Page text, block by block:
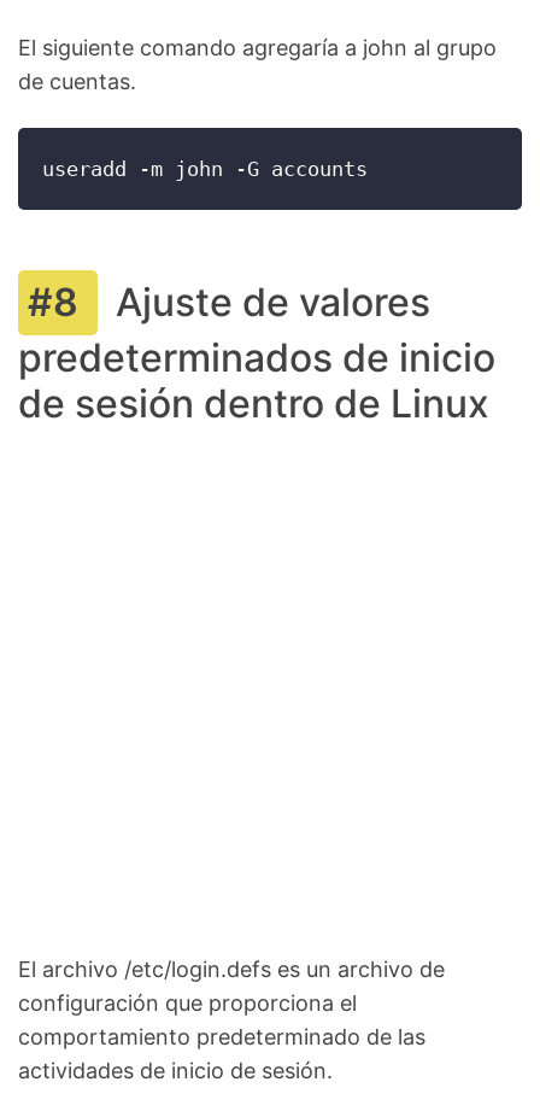
El siguiente comando agregaría a john al grupo
de cuentas.
useradd -m john -G accounts
Ajuste de valores
predeterminados de inicio
de sesión dentro de Linux
El archivo /etc/login.defs es un archivo de
configuración que proporciona el
comportamiento predeterminado de las
actividades de inicio de sesión.